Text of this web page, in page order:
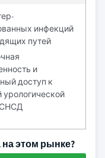
инфекций
путей
и
доступ к
урологической
этом рынке?